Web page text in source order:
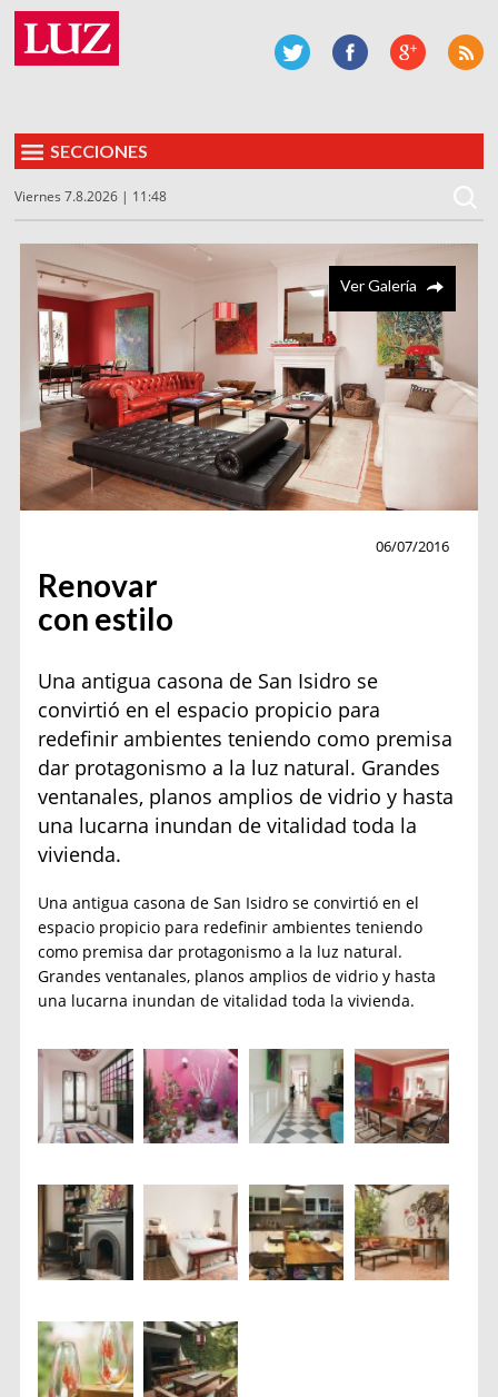
SECCIONES
Viernes 7.8.2026 | 11:48
Ver Galería
06/07/2016
Renovar
con estilo
Una antigua casona de San Isidro se
convirtió en el espacio propicio para
redefinir ambientes teniendo como premisa
dar protagonismo a la luz natural. Grandes
ventanales, planos amplios de vidrio y hasta
una lucarna inundan de vitalidad toda la
vivienda.
Una antigua casona de San Isidro se convirtió en el
espacio propicio para redefinir ambientes teniendo
como premisa dar protagonismo a la luz natural.
Grandes ventanales, planos amplios de vidrio y hasta
una lucarna inundan de vitalidad toda la vivienda.